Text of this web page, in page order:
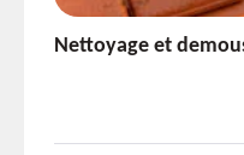
Etanchéité toiture 33